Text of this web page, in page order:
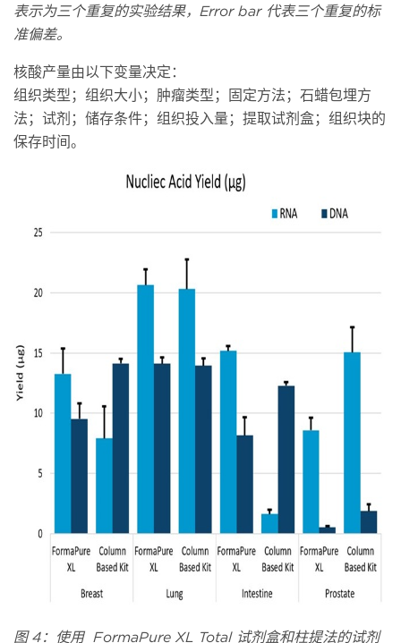
表示为三个重复的实验结果，Error bar 代表三个重复的标
准偏差。
核酸产量由以下变量决定：
组织类型；组织大小；肿瘤类型；固定方法；石蜡包埋方
法；试剂；储存条件；组织投入量；提取试剂盒；组织块的
保存时间。
图 4：使用 FormaPure XL Total 试剂盒和柱提法的试剂